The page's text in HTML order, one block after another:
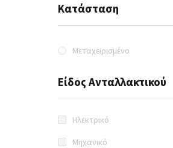
Κατάσταση
Μεταχειρισμένο
Είδος Ανταλλακτικού
Ηλεκτρικό
Μηχανικό